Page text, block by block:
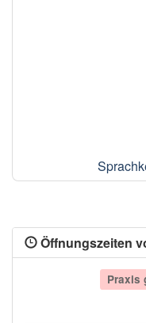
Öffnungszeiten
Praxis